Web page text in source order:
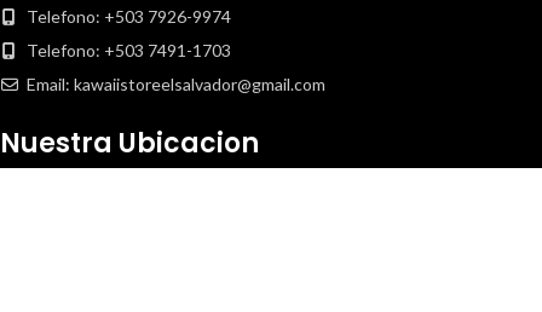
Telefono: +503 7926-9974
Telefono: +503 7491-1703
Email: kawaiistoreelsalvador@gmail.com
Nuestra Ubicacion